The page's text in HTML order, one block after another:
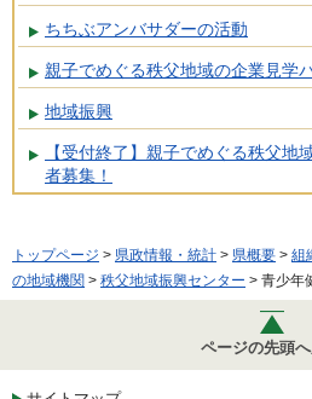
ちちぶアンバサダーの活動
親子でめぐる秩父地域の企業見学
地域振興
【受付終了】親子でめぐる秩父地
者募集！
トップページ > 県政情報・統計 > 県概要 > 組
の地域機関 > 秩父地域振興センター > 青少年
ページの先頭